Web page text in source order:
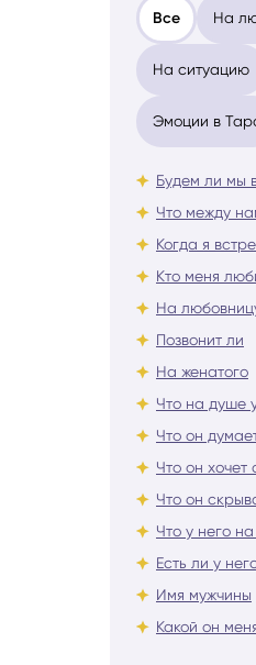
Все На
На ситуацию
Эмоции в
Будем ли мы
Что между
Когда я
Кто меня
На
Позвонит ли
На женатого
Что на душе
Что он
Что он хочет
Что он
Что у него
Есть ли у
Имя мужчины
Какой он